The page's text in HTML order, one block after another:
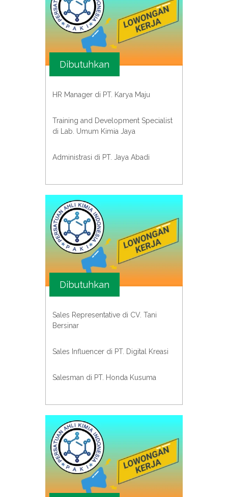
Dibutuhkan
HR Manager di PT. Karya Maju
Training and Development Specialist
di Lab. Umum Kimia Jaya
Administrasi di PT. Jaya Abadi
Dibutuhkan
Sales Representative di CV. Tani
Bersinar
Sales Influencer di PT. Digital Kreasi
Salesman di PT. Honda Kusuma